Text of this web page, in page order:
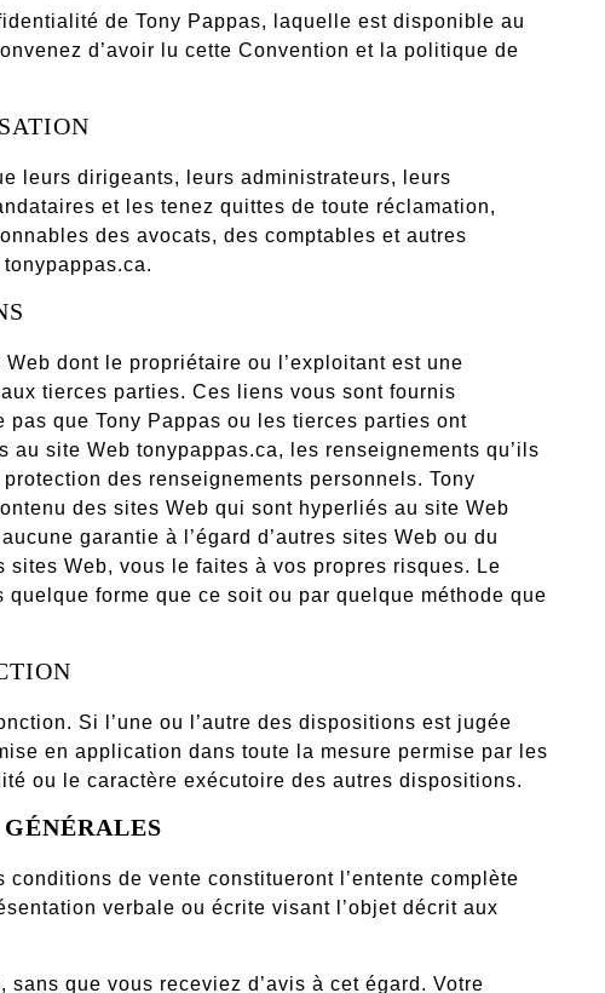
de Tony Pappas, laquelle est disponible au
d’avoir lu cette Convention et la politique de
leurs dirigeants, leurs administrateurs, leurs
et les tenez quittes de toute réclamation,
des avocats, des comptables et autres
dont le propriétaire ou l’exploitant est une
tierces parties. Ces liens vous sont fournis
que Tony Pappas ou les tierces parties ont
site Web tonypappas.ca, les renseignements qu’ils
des renseignements personnels. Tony
des sites Web qui sont hyperliés au site Web
garantie à l’égard d’autres sites Web ou du
sites Web, vous le faites à vos propres risques. Le
forme que ce soit ou par quelque méthode que
Si l’une ou l’autre des dispositions est jugée
en application dans toute la mesure permise par les
ou le caractère exécutoire des autres dispositions.
de vente constitueront l’entente complète
verbale ou écrite visant l’objet décrit aux
que vous receviez d’avis à cet égard. Votre